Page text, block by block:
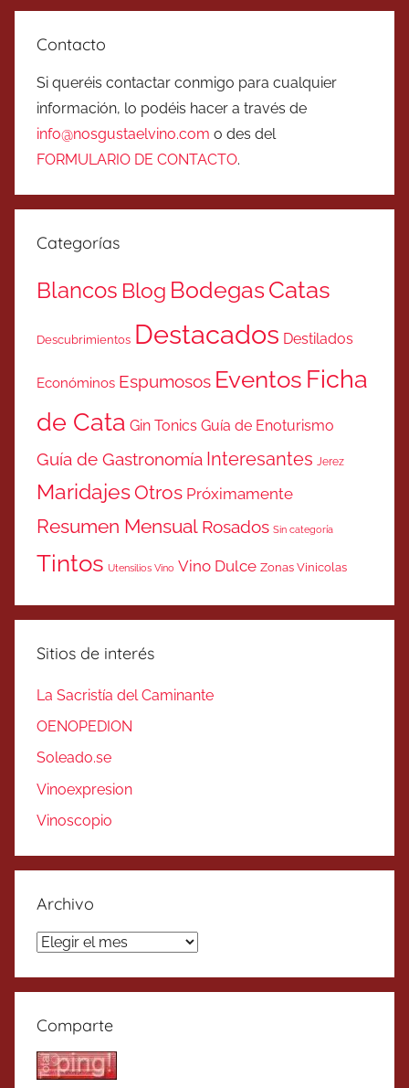
Contacto
Si queréis contactar conmigo para cualquier
información, lo podéis hacer a través de
info@nosgustaelvino.com o des del
FORMULARIO DE CONTACTO.
Categorías
Blancos Blog BodegasCatas
Descubrimientos Destacados Destilados
Económinos Espumosos Eventos Ficha
de Cata Gin Tonics Guía de Enoturismo
Guía de Gastronomía Interesantes Jerez
MaridajesOtros Próximamente
Resumen Mensual Rosados Sin categoría
Tintos Utensilios Vino Vino Dulce Zonas Vinicolas
Sitios de interés
La Sacristía del Caminante
OENOPEDION
Soleado.se
Vinoexpresion
Vinoscopio
Archivo
Archivo
Comparte